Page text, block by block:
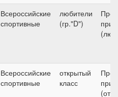
Всероссийские
спортивные
любители
(гр."D")
Всероссийские
спортивные
открытый
класс